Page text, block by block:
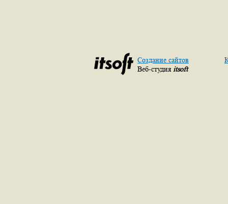
Создание сайтов
Веб-студия itsoft